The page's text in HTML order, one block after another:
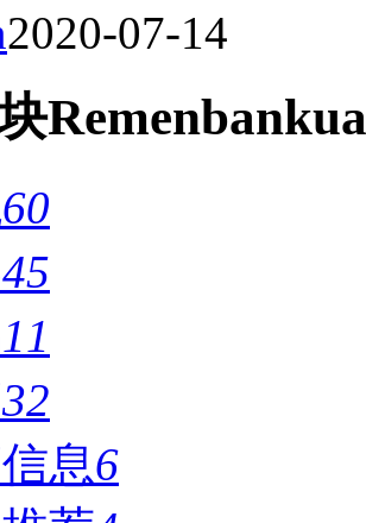
2020-07-14
Remen
60
45
11
32
息6